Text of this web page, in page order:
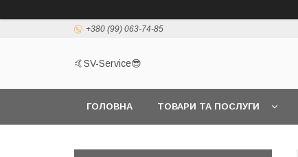
+380 (99) 063-74-85
🤙SV-Service😎
ГОЛОВНА ТОВАРИ ТА ПОСЛУГИ